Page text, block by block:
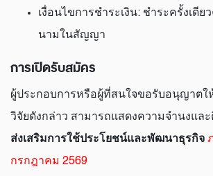
เงื่อนไขการชำระเงิน: ชำระครั้งเดี
นามในสัญญา
การเปิดรับสมัคร
ผู้ประกอบการหรือผู้ที่สนใจขอรับอนุญาตใ
วิจัยดังกล่าว สามารถแสดงความจำนงแล
ส่งเสริมการใช้ประโยชน์และพัฒนาธุรกิจ
กรกฎาคม 2569